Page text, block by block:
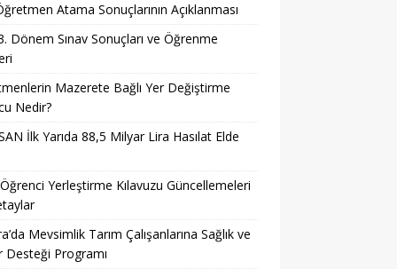
Atama Sonuçlarının Açıklanması
Dönem Sınav Sonuçları ve Öğrenme
Mazerete Bağlı Yer Değiştirme
Nedir?
İlk Yarıda 88,5 Milyar Lira Hasılat Elde
Yerleştirme Kılavuzu Güncellemeleri
Mevsimlik Tarım Çalışanlarına Sağlık ve
Desteği Programı